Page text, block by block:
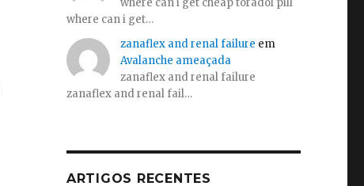
where can i get cheap toradol pill
where can i get…
zanaflex and renal failure em
Avalanche ameaçada
zanaflex and renal failure
zanaflex and renal fail…
ARTIGOS RECENTES